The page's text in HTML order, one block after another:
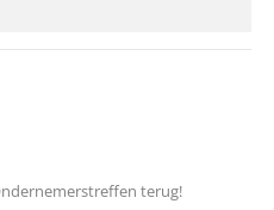
terug!